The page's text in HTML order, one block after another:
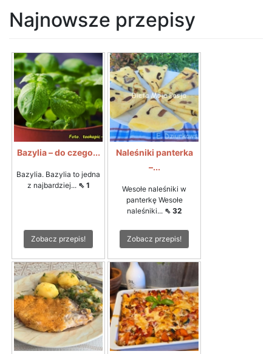
Najnowsze przepisy
Bazylia – do czego...
Bazylia. Bazylia to jedna
z najbardziej... ⇖ 1
Zobacz przepis!
Naleśniki panterka
–...
Wesołe naleśniki w
panterkę Wesołe
naleśniki... ⇖ 32
Zobacz przepis!